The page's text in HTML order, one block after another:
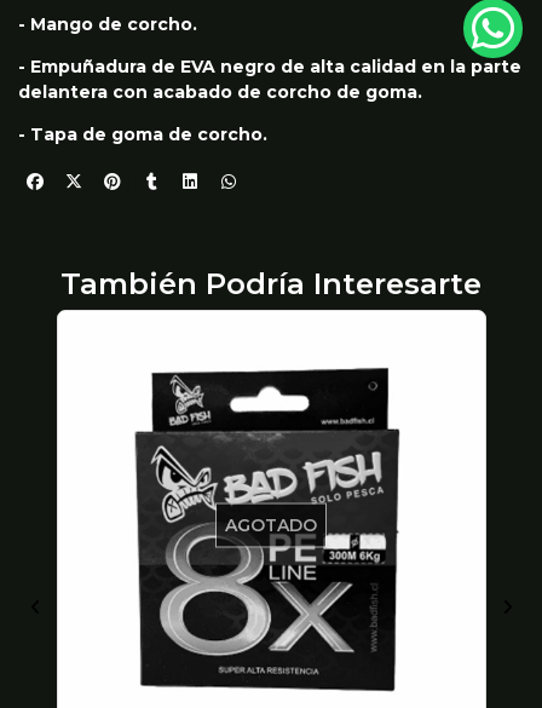
- Mango de corcho.
- Empuñadura de EVA negro de alta calidad en la parte
delantera con acabado de corcho de goma.
- Tapa de goma de corcho.
También Podría Interesarte
AGOTADO